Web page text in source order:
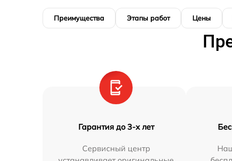
Преимущества Этапы работ Цены
Гарантия до 3-х лет
Сервисный центр